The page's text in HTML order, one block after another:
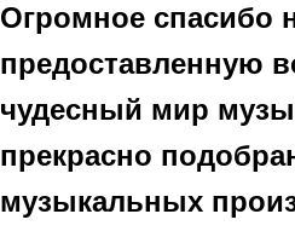
Огромное спасибо
предоставленную
чудесный мир
прекрасно
музыкальных